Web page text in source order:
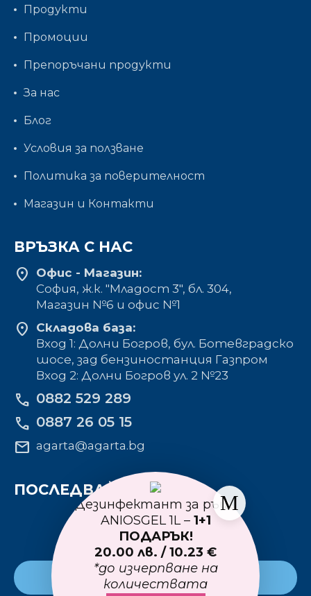
Дезинфектант за ръце
ANIOSGEL 1L – 1+1
ПОДАРЪК!
20.00 лв. / 10.23 €
*до изчерпване на
количествата
Продукти
Промоции
Препоръчани продукти
За нас
Блог
Условия за ползване
Политика за поверителност
Магазин и Контакти
ВРЪЗКА С НАС
location_on
Офис - Магазин:
София, ж.к. "Младост 3", бл. 304,
Mагазин №6 и офис №1
location_on
Складова база:
Вход 1: Долни Богров, бул. Ботевградско
шосе, зад бензиностанция Газпром
Вход 2: Долни Богров ул. 2 №23
phone 0882 529 289
phone 0887 26 05 15
mail agarta@agarta.bg
ПОСЛЕДВАЙТЕ НИ
Към основния сайт